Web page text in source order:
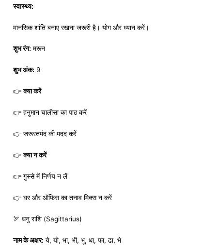
स्वास्थ्य:
मानसिक शांति बनाए रखना जरूरी है। योग और ध्यान करें।
शुभ रंग: मरून
शुभ अंक: 9
👉क्या करें
👉 हनुमान चालीसा का पाठ करें
👉 जरूरतमंद की मदद करें
👉क्या न करें
👉 गुस्से में निर्णय न लें
👉 घर और ऑफिस का तनाव मिक्स न करें
🏹 धनु राशि (Sagittarius)
नाम के अक्षर: ये, यो, भा, भी, भू, धा, फा, ढा, भे